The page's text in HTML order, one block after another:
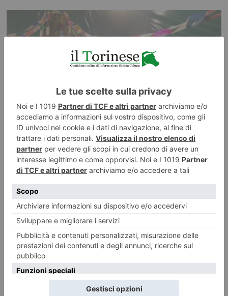
3 AGOSTO 2026
Arrigo e “I Trambusti”, tra fiori e balere